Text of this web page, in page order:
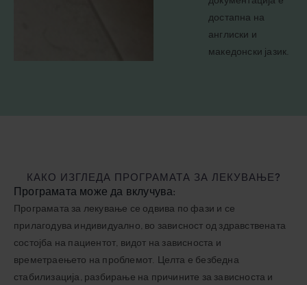
достапна на
англиски и
македонски јазик.
КАКО ИЗГЛЕДА ПРОГРАМАТА ЗА ЛЕКУВАЊЕ?
Програмата може да вклучува:
Програмата за лекување се одвива по фази и се
прилагодува индивидуално, во зависност од здравствената
состојба на пациентот, видот на зависноста и
времетраењето на проблемот. Целта е безбедна
стабилизација, разбирање на причините за зависноста и